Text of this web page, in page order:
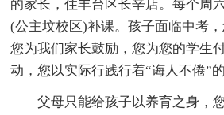
的家长，住丰台区长辛店。每个周
(公主坟校区)补课。孩子面临中考
您为我们家长鼓励，您为您的学生
动，您以实际行践行着“诲人不倦”
父母只能给孩子以养育之身，您